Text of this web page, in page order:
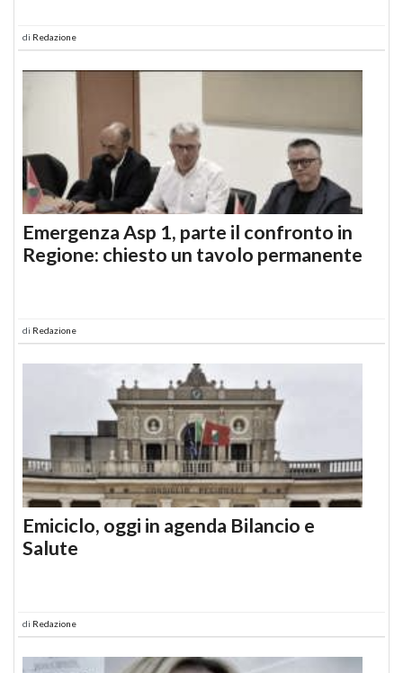
di Redazione
Emergenza Asp 1, parte il confronto in
Regione: chiesto un tavolo permanente
di Redazione
Emiciclo, oggi in agenda Bilancio e
Salute
di Redazione